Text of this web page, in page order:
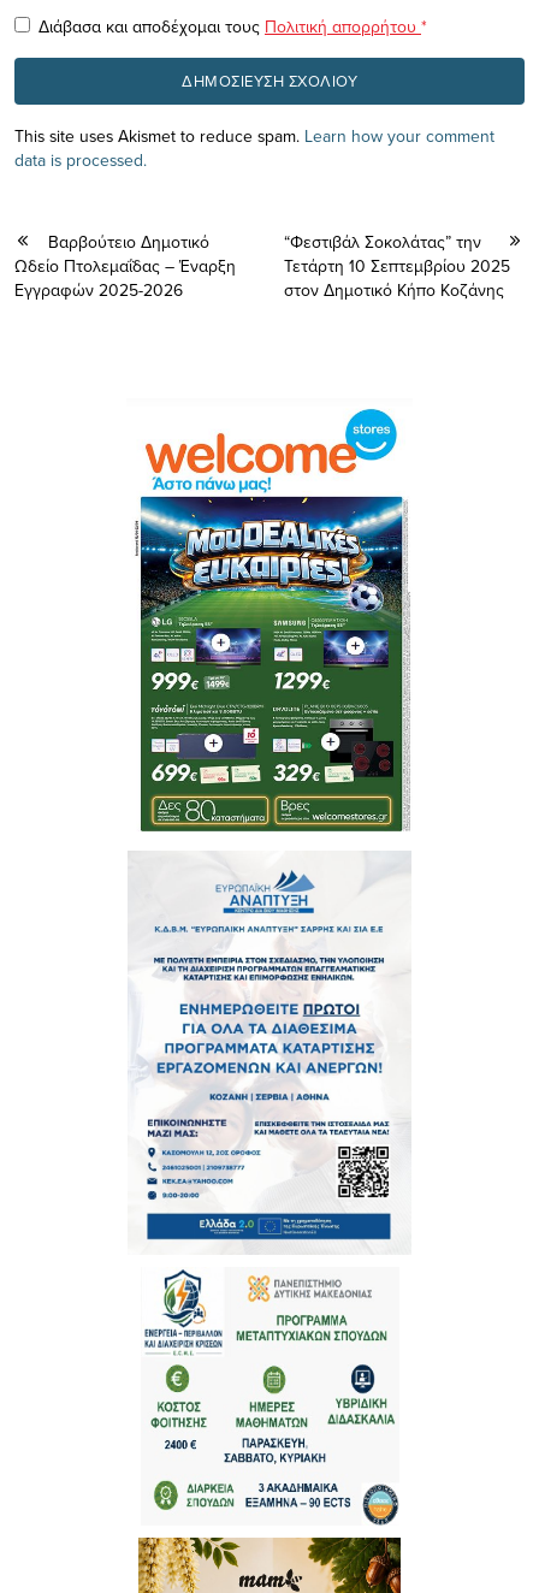
Διάβασα και αποδέχομαι τους Πολιτική απορρήτου *
This site uses Akismet to reduce spam. Learn how your comment
data is processed.
Βαρβούτειο Δημοτικό
Ωδείο Πτολεμαΐδας – Έναρξη
Εγγραφών 2025-2026
“Φεστιβάλ Σοκολάτας” την
Τετάρτη 10 Σεπτεμβρίου 2025
στον Δημοτικό Κήπο Κοζάνης